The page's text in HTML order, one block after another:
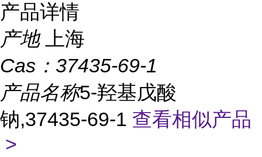
产品详情
产地
上海
Cas： 37435-69-1
产品名称5-羟基戊酸
钠,37435-69-1 查看相似产品
>